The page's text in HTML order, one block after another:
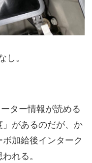
し。
ター情報が読める
があるのだが、か
加給後インターク
れる。